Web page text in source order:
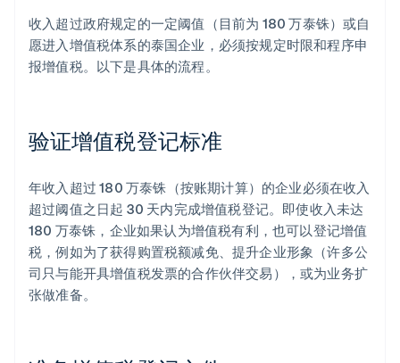
收入超过政府规定的一定阈值（目前为 180 万泰铢）或自
愿进入增值税体系的泰国企业，必须按规定时限和程序申
报增值税。以下是具体的流程。
验证增值税登记标准
年收入超过 180 万泰铢（按账期计算）的企业必须在收入
超过阈值之日起 30 天内完成增值税登记。即使收入未达
180 万泰铢，企业如果认为增值税有利，也可以登记增值
税，例如为了获得购置税额减免、提升企业形象（许多公
司只与能开具增值税发票的合作伙伴交易），或为业务扩
张做准备。